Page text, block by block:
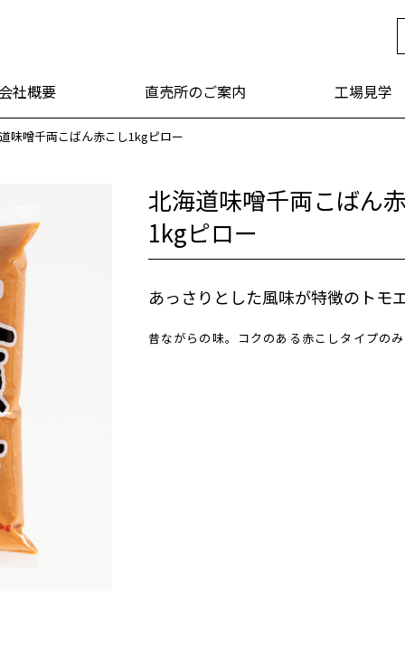
社概要 直売所のご案内 工場見学
味噌千両こばん赤こし1kgピロー
北海道味噌千両こばん
1kgピロー
あっさりとした風味が特徴のトモ
昔ながらの味。コクのある赤こしタイプのみ